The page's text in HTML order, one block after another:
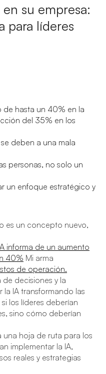
su empresa:
para líderes
de hasta un 40% en la
del 35% en los
deben a una mala
personas, no solo un
un enfoque estratégico y
es un concepto nuevo,
informa de un aumento
40% Mi arma
de operación.
decisiones y la
IA transformando las
los líderes deberían
sino cómo deberían
hoja de ruta para los
implementar la IA,
reales y estrategias